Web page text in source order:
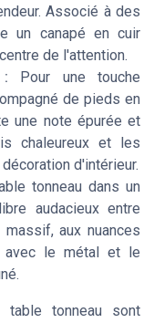
Associé à des
un canapé en cuir
de l'attention.
: Pour une touche
de pieds en
une note épurée et
chaleureux et les
d'intérieur.
tonneau dans un
audacieux entre
aux nuances
avec le métal et le
tonneau sont